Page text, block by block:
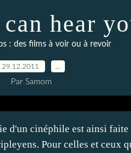
hear
: des films à voir ou à revoir
29.12.2011
Par Samom
d'un cinéphile est ainsi
Pour celles et ceux